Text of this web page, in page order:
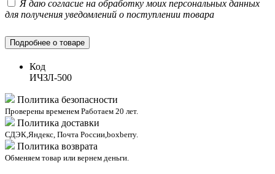
Я даю согласие на обработку моих персональных данных
для получения уведомлений о поступлении товара
Подробнее о товаре
Код
ИЧЗЛ-500
Политика безопасности
Проверены временем Работаем 20 лет.
Политика доставки
СДЭК,Яндекс, Почта России,boxberry.
Политика возврата
Обменяем товар или вернем деньги.